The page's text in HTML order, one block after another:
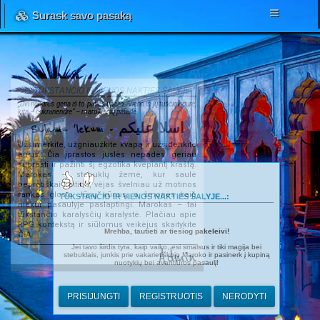
Surask savo pasaką
TŪKSTANČIO IR VIENOS NAKTIES ŠALYJE...
„Dvi nendrės geria iš to paties upelio. Viena iš jų tuščiavidurė,
kita – cukranendrė“ – marokiečių patarlė.
Salamu 'lekum - اسلا عليكم
Užsimerkite, užgniaužkite kvapą ir užsidenkite
ausis. Čia įprastos juslės nepadės geriau
suprasti ir pažinti šį egzotika kvepiantį kraštą.
Marokas – stebuklų žemė, kur saulė
beprotiškai kaitina, vėjas švelniau už motinos
rankas glosto Jūsų kūnus, o žmonės kaip
niekur pasaulyje paslaptingi. Marokas – tai
tūkstančio karalysčių karalystė. Plačiau apie
RPG kontekstą ir siūlomus veikėjus skaitykite
ČIA.
Admin
TŪKSTANČIO IR VIENOS NAKTIES ŠALYJE...:
Mrehba, tautieti ar tiesiog pakeleivi!
Jei tavo širdis tyra, kaip vaiko, esi smalsus ir tiki magija bei
stebuklais, junkis prie vakarietiškojo Maroko ir pasinerk į kupiną
nuotykių bei avantiūros pasaulį!
PRISIJUNGTI REGISTRUOTIS NERODYTI